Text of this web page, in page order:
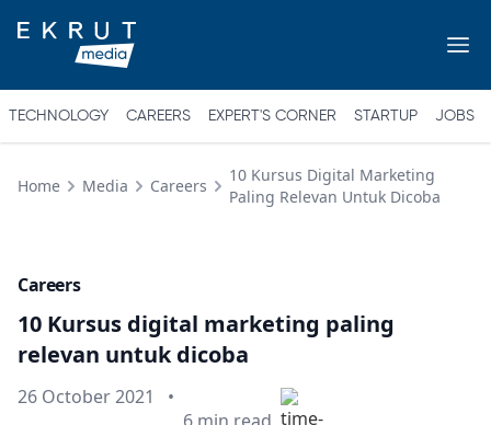
TECHNOLOGY CAREERS EXPERT'S CORNER STARTUP JOBS
Home Media Careers
10 Kursus Digital Marketing
Paling Relevan Untuk Dicoba
Careers
10 Kursus digital marketing paling
relevan untuk dicoba
Published on
26 October 2021
•
Min read